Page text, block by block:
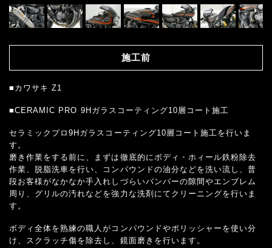
施工前
■カワサキ Z1
■CERAMIC PRO 9Hガラスコーティング10層コート施工
セラミックプロ9Hガラスコーティング10層コート施工を行いま
す。
磨き作業をする前に、まずは徹底的にボディ・ホィール鉄粉除去
作業、脱脂洗車を行い、コンパウンドの油分などを洗い流し、普
段お客様がなかなか手入れしづらいバンパーの隙間やエンブレム
周り、グリルの汚れなどを強力な洗剤にてクリーニングを行いま
す。
ボディ全体を熟練の職人がコンパウンドやポリッシャーを使い分
け、スクラッチ傷を除去し、鏡面磨きを行います。